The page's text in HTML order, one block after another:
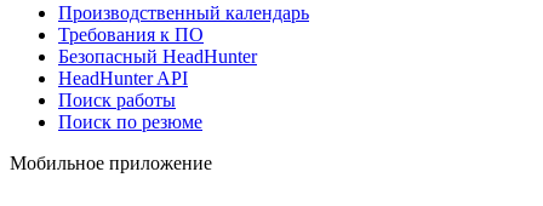
Производственный календарь
Требования к ПО
Безопасный HeadHunter
HeadHunter API
Поиск работы
Поиск по резюме
Мобильное приложение